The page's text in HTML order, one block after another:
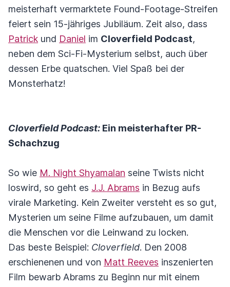
meisterhaft vermarktete Found-Footage-Streifen
feiert sein 15-jähriges Jubiläum. Zeit also, dass
Patrick und Daniel im Cloverfield Podcast,
neben dem Sci-Fi-Mysterium selbst, auch über
dessen Erbe quatschen. Viel Spaß bei der
Monsterhatz!
Cloverfield Podcast: Ein meisterhafter PR-
Schachzug
So wie M. Night Shyamalan seine Twists nicht
loswird, so geht es J.J. Abrams in Bezug aufs
virale Marketing. Kein Zweiter versteht es so gut,
Mysterien um seine Filme aufzubauen, um damit
die Menschen vor die Leinwand zu locken.
Das beste Beispiel: Cloverfield. Den 2008
erschienenen und von Matt Reeves inszenierten
Film bewarb Abrams zu Beginn nur mit einem